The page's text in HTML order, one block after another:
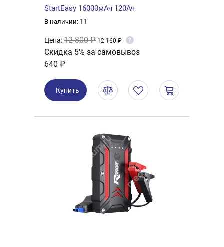
StartEasy 16000мАч 120Ач
В наличии: 11
Цена:12 800 ₽ 12 160 ₽ ?
Скидка 5% за самовывоз
640 ₽
Купить